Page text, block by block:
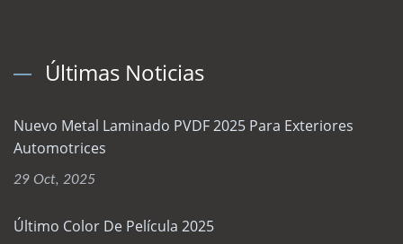
Últimas Noticias
Nuevo Metal Laminado PVDF 2025 Para Exteriores
Automotrices
29 Oct, 2025
Último Color De Película 2025